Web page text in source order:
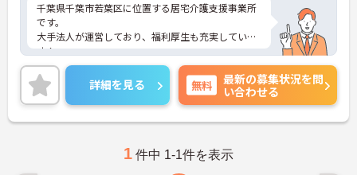
千葉県千葉市若葉区に位置する居宅介護支援事業所
です。
大手法人が運営しており、福利厚生も充実していま
す！
最寄り駅より徒歩圏内と好立地にあるので、通勤の
ストレスが少ないのも嬉しいポイントです。
ご興味をお持ちの方はお気軽にお問い合わせくださ
い。
詳細を見る 無料
最新の募集状況を問
い合わせる
1 件中 1-1件を表示